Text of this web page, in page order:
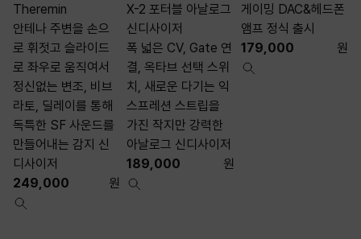
Theremin
안테나 주변을 손으
로 휘젓고 슬라이드
로 좌우로 움직여서
정신없는 변조, 비브
라토, 딜레이를 통해
독특한 SF 사운드를
만들어내는 감지 신
디사이저
249,000
원
X-2 포터블 아날로그
신디사이저
폭 넓은 CV, Gate 연
결, 옥타브 선택 스위
치, 새로운 다기는 익
스프레션 스트립을
가진 작지만 강력한
아날로그 신디사이저
189,000
원
게이밍 DAC&헤드폰
앰프 정식 출시
179,000
원